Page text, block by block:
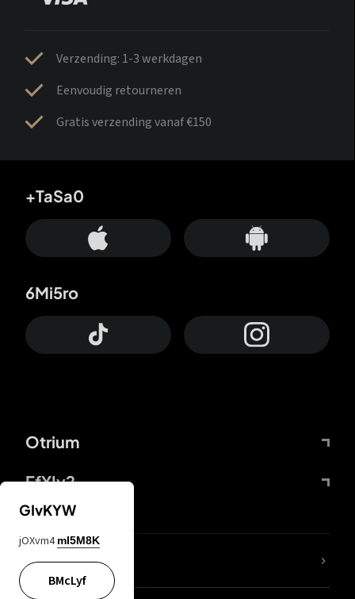
Verzending: 1-3 werkdagen
Eenvoudig retourneren
Gratis verzending vanaf €150
Otrium
FfYIy2
+TaSa0
6Mi5ro
ZbBJcb
GIvKYW
jOXvm4 mI5M8K
BMcLyf